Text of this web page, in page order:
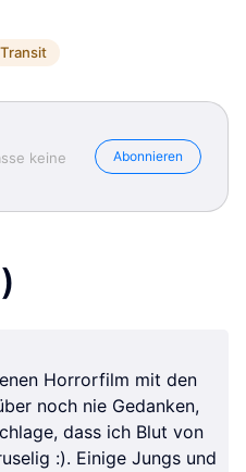
Transit
keine
Abonnieren
Horrorfilm mit den
noch nie Gedanken,
dass ich Blut von
:). Einige Jungs und